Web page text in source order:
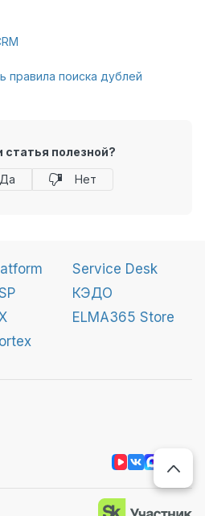
правила поиска дублей
статья полезной?
Да
Нет
Service Desk
КЭДО
ELMA365 Store